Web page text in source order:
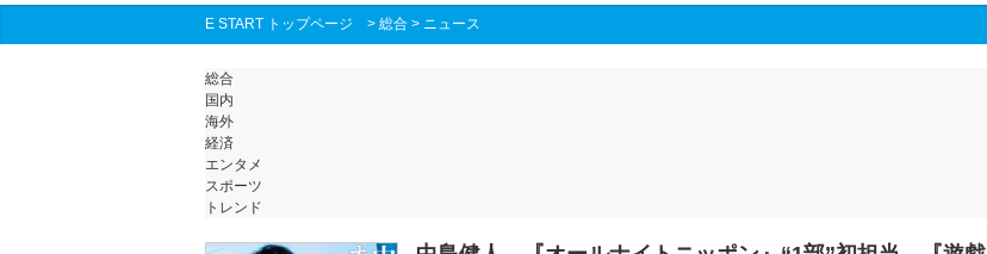
E START トップページ > 総合 > ニュース
総合
国内
海外
経済
エンタメ
スポーツ
トレンド